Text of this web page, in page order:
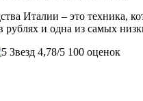
Италии – это техника,
рублях и одна из самых
4,78/5 100 оценок